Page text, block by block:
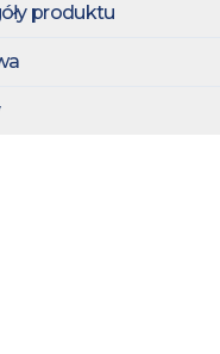
produktu